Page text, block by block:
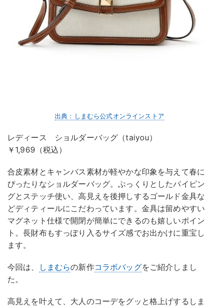
出典：しまむら公式オンラインストア
レディース ショルダーバッグ（taiyou）
￥1,969（税込）
合皮素材とキャンバス素材が軽やかな印象を与えて春に
ぴったりなショルダーバッグ。ぷっくりとしたパイピン
グとステッチ使い、高見えを後押しするゴールド金具な
どディティールにこだわっています。金具は留めやすい
マグネット仕様で開閉が簡単にできるのも嬉しいポイン
ト。長財布もすっぽり入るサイズ感でお出かけに重宝し
ます。
今回は、 しまむらの新作コラボバッグをご紹介しまし
た。
高見えを叶えて、大人のコーデをグッと格上げするしま